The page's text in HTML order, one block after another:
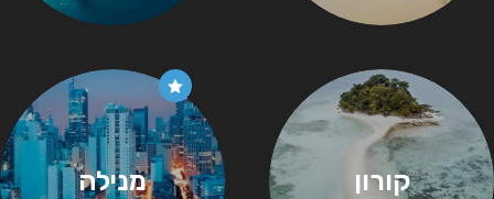
קורון מנילה